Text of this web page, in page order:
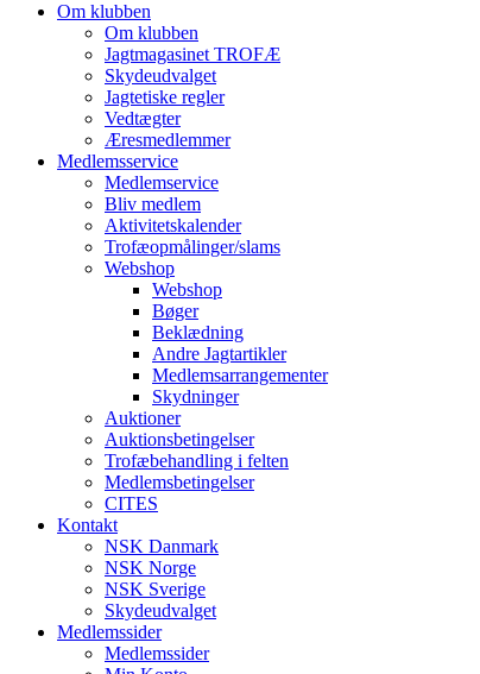
Om klubben
Om klubben
Jagtmagasinet TROFÆ
Skydeudvalget
Jagtetiske regler
Vedtægter
Æresmedlemmer
Medlemsservice
Medlemservice
Bliv medlem
Aktivitetskalender
Trofæopmålinger/slams
Webshop
Webshop
Bøger
Beklædning
Andre Jagtartikler
Medlemsarrangementer
Skydninger
Auktioner
Auktionsbetingelser
Trofæbehandling i felten
Medlemsbetingelser
CITES
Kontakt
NSK Danmark
NSK Norge
NSK Sverige
Skydeudvalget
Medlemssider
Medlemssider